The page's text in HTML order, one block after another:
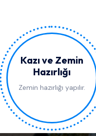
Kazı ve Zemin
Hazırlığı
Zemin hazırlığı yapılır.